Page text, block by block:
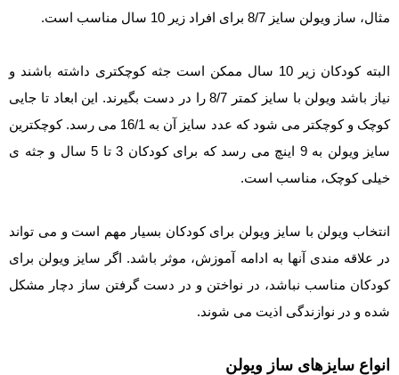
مثال، ساز ویولن سایز 8/7 برای افراد زیر 10 سال مناسب است.
البته کودکان زیر 10 سال ممکن است جثه کوچکتری داشته باشند و
نیاز باشد ویولن با سایز کمتر 8/7 را در دست بگیرند. این ابعاد تا جایی
کوچک و کوچکتر می شود که عدد سایز آن به 16/1 می رسد. کوچکترین
سایز ویولن به 9 اینچ می رسد که برای کودکان 3 تا 5 سال و جثه ی
خیلی کوچک، مناسب است.
انتخاب ویولن با سایز ویولن برای کودکان بسیار مهم است و می تواند
در علاقه مندی آنها به ادامه آموزش، موثر باشد. اگر سایز ویولن برای
کودکان مناسب نباشد، در نواختن و در دست گرفتن ساز دچار مشکل
شده و در نوازندگی اذیت می شوند.
انواع سایزهای ساز ویولن